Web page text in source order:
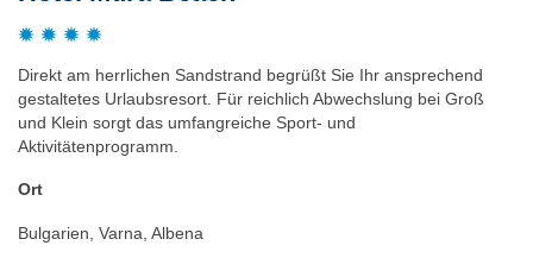
Direkt am herrlichen Sandstrand begrüßt Sie Ihr ansprechend
gestaltetes Urlaubsresort. Für reichlich Abwechslung bei Groß
und Klein sorgt das umfangreiche Sport- und
Aktivitätenprogramm.
Ort
Bulgarien, Varna, Albena